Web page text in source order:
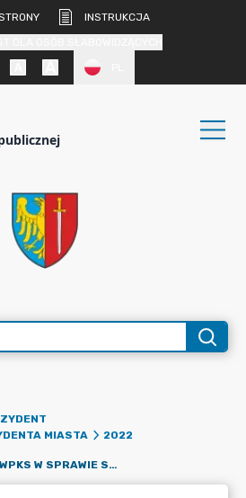
INSTRUKCJA
MIASTA
2022
OR.0050.668.2022_WPKS W SPRAWIE SFINANSOWANIA KOSZTÓW PRZEPROWADZENIA KAMPANII PROMOCYJNEJ MIASTA ŻORY ORAZ AMERYKAŃSKIEGO PARKU ROZRYWKI TWINPIGS